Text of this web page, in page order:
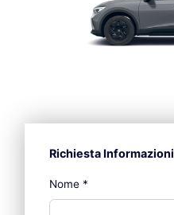
Richiesta Informazioni
Nome *